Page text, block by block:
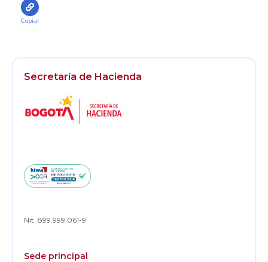
Copiar
Secretaría de Hacienda
Nit. 899.999.061-9
Sede principal